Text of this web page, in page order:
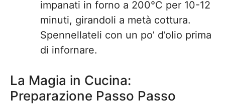
impanati in forno a 200°C per 10-12
minuti, girandoli a metà cottura.
Spennellateli con un po’ d’olio prima
di infornare.
La Magia in Cucina:
Preparazione Passo Passo